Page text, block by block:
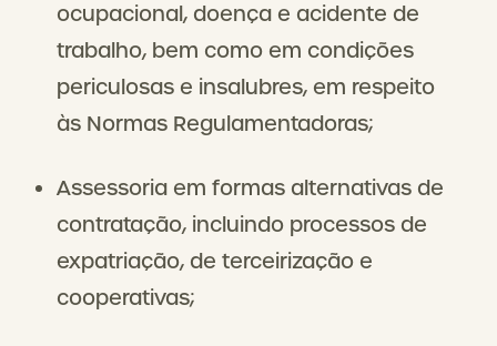
ocupacional, doença e acidente de
trabalho, bem como em condições
periculosas e insalubres, em respeito
às Normas Regulamentadoras;
Assessoria em formas alternativas de
contratação, incluindo processos de
expatriação, de terceirização e
cooperativas;